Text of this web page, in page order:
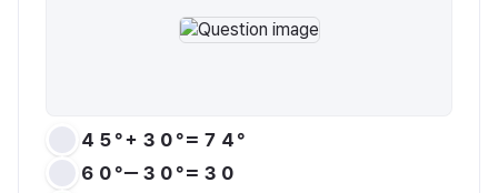
４５°＋３０°＝７４°
６０°ー３０°＝３０